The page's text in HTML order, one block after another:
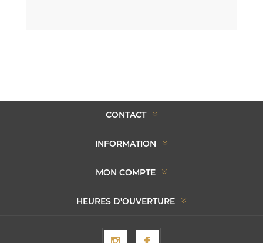
CONTACT
INFORMATION
MON COMPTE
HEURES D'OUVERTURE